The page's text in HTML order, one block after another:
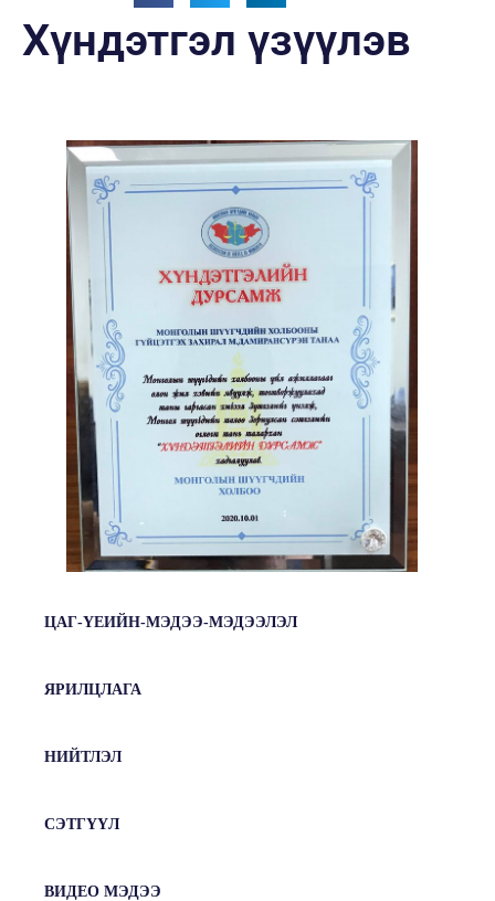
Хүндэтгэл үзүүлэв
ЦАГ-ҮЕИЙН-МЭДЭЭ-МЭДЭЭЛЭЛ
ЯРИЛЦЛАГА
НИЙТЛЭЛ
СЭТГҮҮЛ
ВИДЕО МЭДЭЭ